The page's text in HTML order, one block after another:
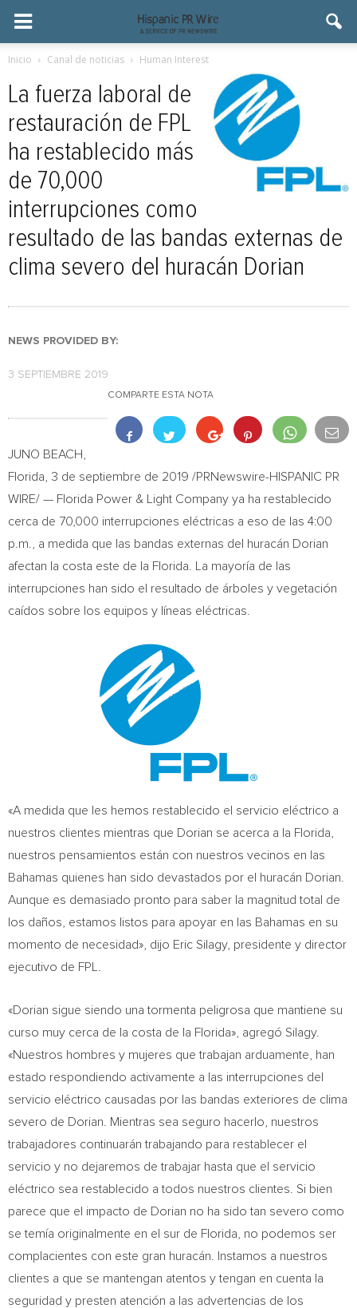
Inicio Canal de noticias Human Interest
La fuerza laboral de
restauración de FPL
ha restablecido más
de 70,000
interrupciones como
resultado de las bandas externas de
clima severo del huracán Dorian
NEWS PROVIDED BY:
3 SEPTIEMBRE 2019
COMPARTE ESTA NOTA
JUNO BEACH,
Florida , 3 de septiembre de 2019 /PRNewswire-HISPANIC PR
WIRE/ — Florida Power & Light Company ya ha restablecido
cerca de 70,000 interrupciones eléctricas a eso de las 4:00
p.m.
, a medida que las bandas externas del huracán Dorian
afectan la costa este de la Florida. La mayoría de las
interrupciones han sido el resultado de árboles y vegetación
caídos sobre los equipos y líneas eléctricas.
«A medida que les hemos restablecido el servicio eléctrico a
nuestros clientes mientras que Dorian se acerca a la Florida,
nuestros pensamientos están con nuestros vecinos en las
Bahamas quienes han sido devastados por el huracán Dorian.
Aunque es demasiado pronto para saber la magnitud total de
los daños, estamos listos para apoyar en las Bahamas en su
momento de necesidad», dijo Eric Silagy, presidente y director
ejecutivo de FPL.
«Dorian sigue siendo una tormenta peligrosa que mantiene su
curso muy cerca de la costa de la Florida», agregó Silagy.
«Nuestros hombres y mujeres que trabajan arduamente, han
estado respondiendo activamente a las interrupciones del
servicio eléctrico causadas por las bandas exteriores de clima
severo de Dorian. Mientras sea seguro hacerlo, nuestros
trabajadores continuarán trabajando para restablecer el
servicio y no dejaremos de trabajar hasta que el servicio
eléctrico sea restablecido a todos nuestros clientes. Si bien
parece que el impacto de Dorian no ha sido tan severo como
se temía originalmente en el sur de Florida, no podemos ser
complacientes con este gran huracán. Instamos a nuestros
clientes a que se mantengan atentos y tengan en cuenta la
seguridad y presten atención a las advertencias de los